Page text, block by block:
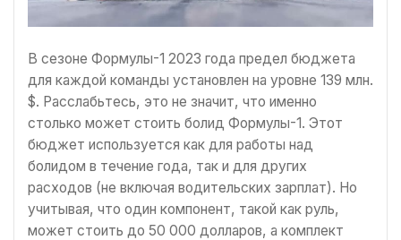
В сезоне Формулы-1 2023 года предел бюджета
для каждой команды установлен на уровне 139 млн.
$. Расслабьтесь, это не значит, что именно
столько может стоить болид Формулы-1. Этот
бюджет используется как для работы над
болидом в течение года, так и для других
расходов (не включая водительских зарплат). Но
учитывая, что один компонент, такой как руль,
может стоить до 50 000 долларов, а комплект